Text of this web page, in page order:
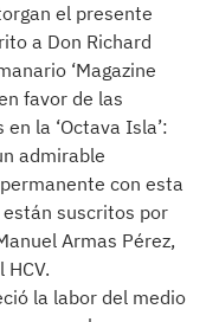
el presente
a Don Richard
‘Magazine
favor de las
la ‘Octava Isla’:
admirable
con esta
suscritos por
Armas Pérez,
la labor del medio